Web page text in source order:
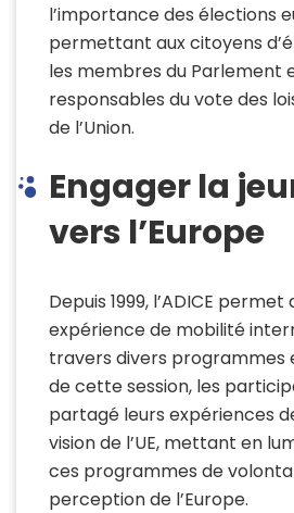
l’importance des élections
permettant aux citoyens
les membres du Parlement
responsables du vote des
de l’Union.
Engager la
vers l’Europe
Depuis 1999, l’ADICE permet
expérience de mobilité
travers divers programmes
de cette session, les
partagé leurs expériences
vision de l’UE, mettant en
ces programmes de
perceptionde l’Europe.